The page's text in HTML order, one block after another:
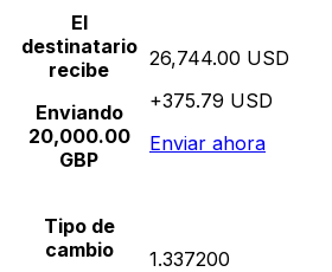
El
destinatario
recibe
Enviando
20,000.00
GBP
26,744.00 USD
+375.79 USD
Enviar ahora
Tipo de
cambio
1.337200